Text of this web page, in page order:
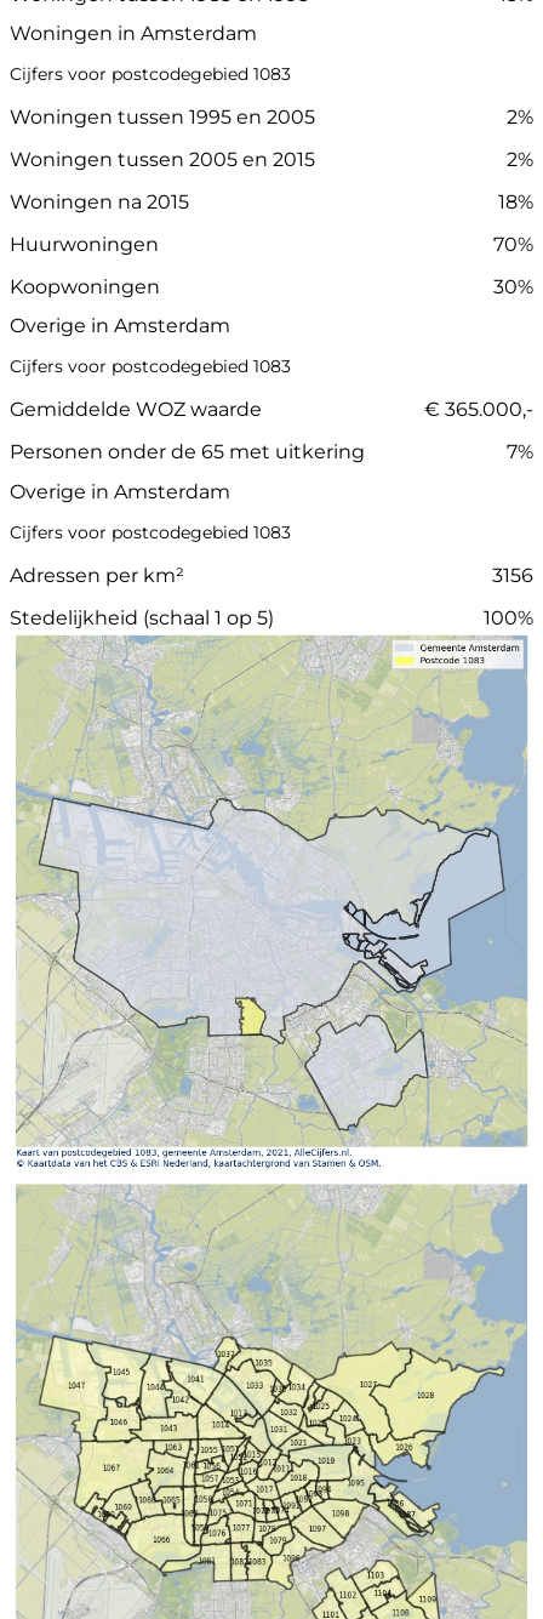
Woningen in Amsterdam
Cijfers voor postcodegebied 1083
Woningen tussen 1995 en 2005
2%
Woningen tussen 2005 en 2015
2%
Woningen na 2015
18%
Huurwoningen
70%
Koopwoningen
30%
Overige in Amsterdam
Cijfers voor postcodegebied 1083
Gemiddelde WOZ waarde
€ 365.000,-
Personen onder de 65 met uitkering
7%
Overige in Amsterdam
Cijfers voor postcodegebied 1083
Adressen per km²
3156
Stedelijkheid (schaal 1 op 5)
100%